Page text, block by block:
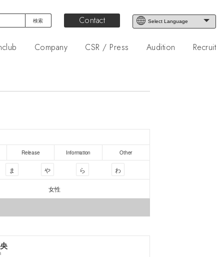
Contact
Company CSR / Press Audition Recruit
Release Information Other
ま や ら わ
女性